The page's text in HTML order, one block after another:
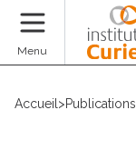
Menu
Accueil >Publications